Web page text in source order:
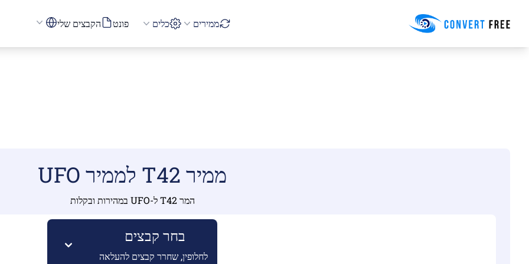
Convert Free ממירים כלים פונט הקבצים שלי
ממיר T42 לממיר UFO
המר T42 ל-UFO במהירות ובקלות
בחר קבצים
לחלופין, שחרר קבצים להעלאה